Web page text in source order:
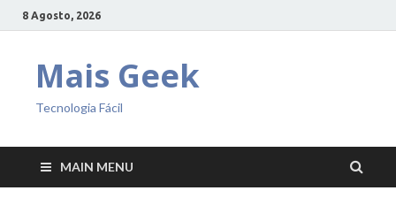
8 Agosto, 2026
Mais Geek
Tecnologia Fácil
MAIN MENU